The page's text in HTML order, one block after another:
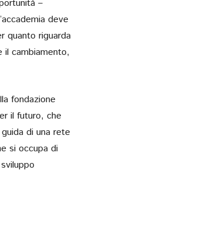
–
deve
quanto riguarda
cambiamento,
fondazione
il futuro, che
di una rete
si occupa di